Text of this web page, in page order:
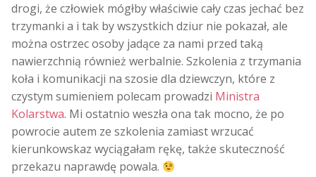
drogi, że człowiek mógłby właściwie cały czas jechać bez
trzymanki a i tak by wszystkich dziur nie pokazał, ale
można ostrzec osoby jadące za nami przed taką
nawierzchnią również werbalnie. Szkolenia z trzymania
koła i komunikacji na szosie dla dziewczyn, które z
czystym sumieniem polecam prowadzi Ministra
Kolarstwa. Mi ostatnio weszła ona tak mocno, że po
powrocie autem ze szkolenia zamiast wrzucać
kierunkowskaz wyciągałam rękę, także skuteczność
przekazu naprawdę powala.